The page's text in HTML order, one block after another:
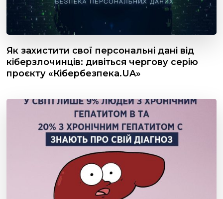
Як захистити свої персональні дані від
кіберзлочинців: дивіться чергову серію
проєкту «Кібербезпека.UA»